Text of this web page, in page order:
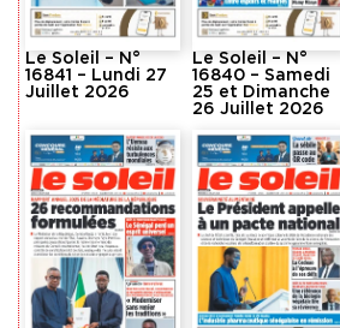
Le Soleil – N°
16841 – Lundi 27
Juillet 2026
Le Soleil – N°
16840 – Samedi
25 et Dimanche
26 Juillet 2026